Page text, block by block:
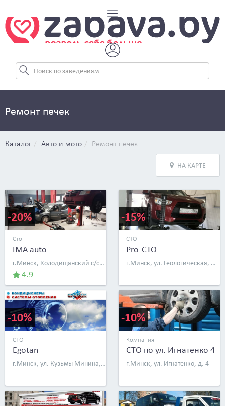
Ремонт печек
Каталог Авто и мото Ремонт печек
НА КАРТЕ
-20%
Сто
IMA auto
г.Минск, Колодищанский с/с, д. 82
4.9
-15%
СТО
Pro-CTO
г.Минск, ул. Геологическая, д. 59
-10%
СТО
Egotan
г.Минск, ул. Кузьмы Минина, д. 21, к. 2, бокс 2
-10%
Компания
СТО по ул. Игнатенко 4
г.Минск, ул. Игнатенко, д. 4